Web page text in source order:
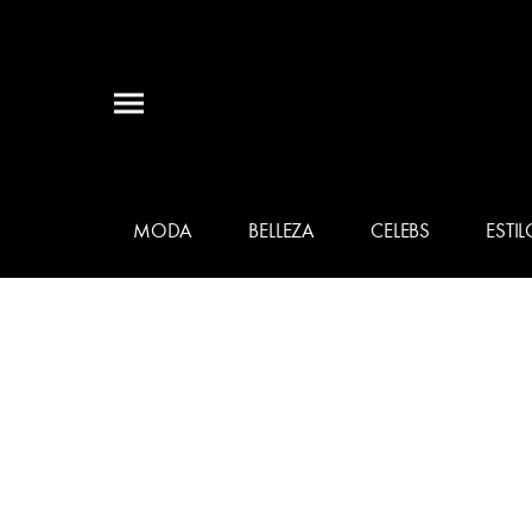
MODA BELLEZA CELEBS